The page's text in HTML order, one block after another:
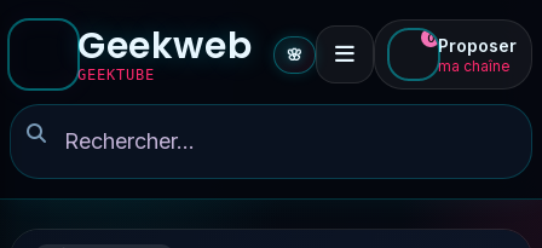
Geekweb
GEEKTUBE
🌸
0 Proposer
ma chaîne